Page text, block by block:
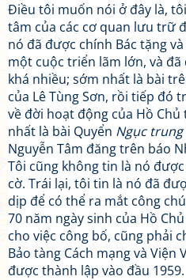
Điều tôi muốn nói ở đây là,
tâm của các cơ quan lưu trữ
nó đã được chính Bác tặng
một cuộc triển lãm lớn, và
khá nhiều; sớm nhất là bài
của Lê Tùng Sơn, rồi tiếp đó
về đời hoạt động của Hồ Chủ
nhất là bài Quyển Ngục
Nguyễn Tâm đăng trên báo
Tôi cũng không tin là nó
cờ. Trái lại, tôi tin là nó đã
dịp để có thể ra mắt công
70 năm ngày sinh của Hồ
cho việc công bố, cũng phải
Bảo tàng Cách mạng và Viện
được thành lập vào đầu 1959.